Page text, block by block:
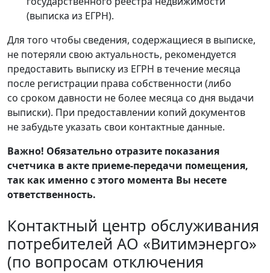
(выписка из ЕГРН).
Для того чтобы сведения, содержащиеся в выписке,
не потеряли свою актуальность, рекомендуется
предоставить выписку из ЕГРН в течение месяца
после регистрации права собственности (либо
со сроком давности не более месяца со дня выдачи
выписки). При предоставлении копий документов
не забудьте указать свои контактные данные.
Важно! Обязательно отразите показания
счетчика в акте приеме-передачи помещения,
так как именно с этого момента Вы несете
ответственность.
Контактный центр обслуживания
потребителей АО «Витимэнерго»
(по вопросам отключения